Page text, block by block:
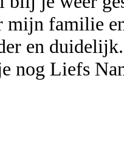
mijn familie
en
nog Liefs